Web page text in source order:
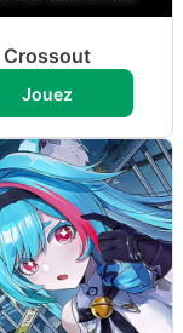
Crossout
Jouez